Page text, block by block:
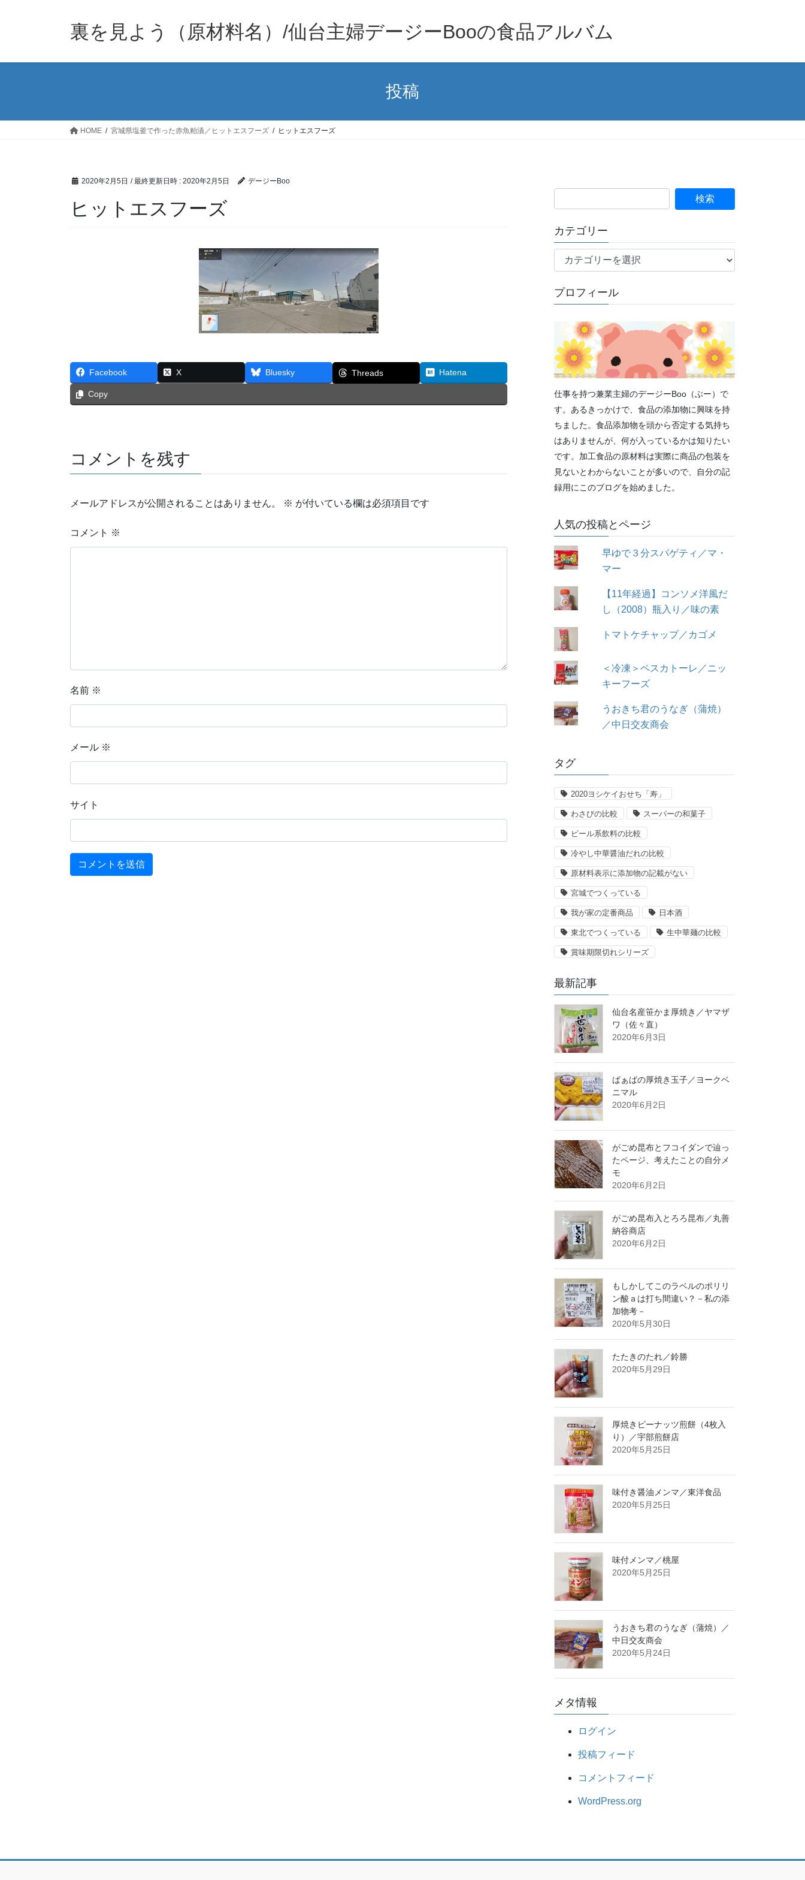
裏を見よう（原材料名）/仙台主婦デージーBooの食品アルバム
投稿
HOME 宮城県塩釜で作った赤魚粕漬／ヒットエスフーズ ヒットエスフーズ
2020年2月5日 / 最終更新日時 : 2020年2月5日 デージーBoo
ヒットエスフーズ
Facebook X Bluesky Threads Hatena
Copy
コメントを残す
メールアドレスが公開されることはありません。 ※ が付いている欄は必須項目です
コメント ※
名前 ※
メール ※
サイト
カテゴリー
テ
リ
プロフィール
仕事を持つ兼業主婦のデージーBoo（ぶー）で
す。あるきっかけで、食品の添加物に興味を持
ちました。食品添加物を頭から否定する気持ち
はありませんが、何が入っているかは知りたい
です。加工食品の原材料は実際に商品の包装を
見ないとわからないことが多いので、自分の記
録用にこのブログを始めました。
人気の投稿とページ
早ゆで３分スパゲティ／マ・
マー
【11年経過】コンソメ洋風だ
し（2008）瓶入り／味の素
トマトケチャップ／カゴメ
＜冷凍＞ペスカトーレ／ニッ
キーフーズ
うおきち君のうなぎ（蒲焼）
／中日交友商会
タグ
2020ヨシケイおせち「寿」
わさびの比較 スーパーの和菓子
ビール系飲料の比較
冷やし中華醤油だれの比較
原材料表示に添加物の記載がない
宮城でつくっている
我が家の定番商品 日本酒
東北でつくっている 生中華麺の比較
賞味期限切れシリーズ
最新記事
仙台名産笹かま厚焼き／ヤマザ
ワ（佐々直）
2020年6月3日
ばぁばの厚焼き玉子／ヨークベ
ニマル
2020年6月2日
がごめ昆布とフコイダンで辿っ
たページ、考えたことの自分メ
モ
2020年6月2日
がごめ昆布入とろろ昆布／丸善
納谷商店
2020年6月2日
もしかしてこのラベルのポリリ
ン酸ａは打ち間違い？－私の添
加物考－
2020年5月30日
たたきのたれ／鈴勝
2020年5月29日
厚焼きピーナッツ煎餅（4枚入
り）／宇部煎餅店
2020年5月25日
味付き醤油メンマ／東洋食品
2020年5月25日
味付メンマ／桃屋
2020年5月25日
うおきち君のうなぎ（蒲焼）／
中日交友商会
2020年5月24日
メタ情報
ログイン
投稿フィード
コメントフィード
WordPress.org